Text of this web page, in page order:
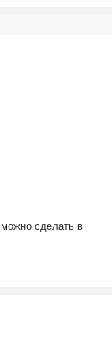
сделать в